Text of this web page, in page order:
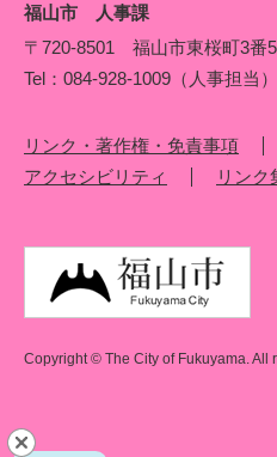
福山市 人事課
〒720‐8501 福山市東桜町3番
Tel：084‐928‐1009（人事担当）
リンク・著作権・免責事項
アクセシビリティ
リンク
Copyright © The City of Fukuyama. All